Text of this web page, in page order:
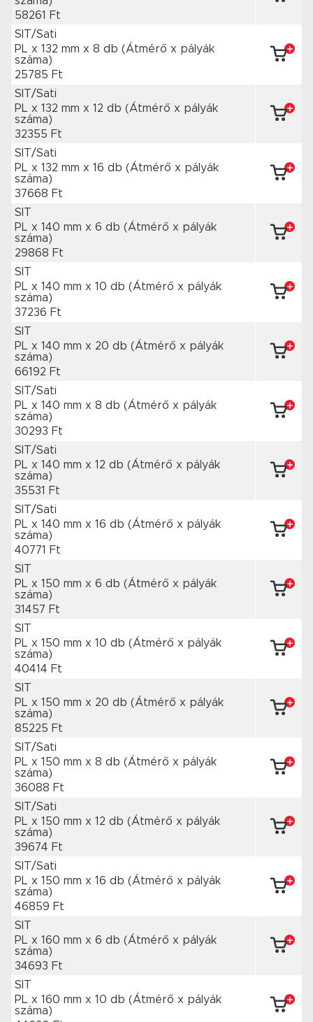
58261 Ft
SIT/Sati
PL x 132 mm x 8 db (Átmérő x pályák
száma)
25785 Ft
SIT/Sati
PL x 132 mm x 12 db (Átmérő x pályák
száma)
32355 Ft
SIT/Sati
PL x 132 mm x 16 db (Átmérő x pályák
száma)
37668 Ft
SIT
PL x 140 mm x 6 db (Átmérő x pályák
száma)
29868 Ft
SIT
PL x 140 mm x 10 db (Átmérő x pályák
száma)
37236 Ft
SIT
PL x 140 mm x 20 db (Átmérő x pályák
száma)
66192 Ft
SIT/Sati
PL x 140 mm x 8 db (Átmérő x pályák
száma)
30293 Ft
SIT/Sati
PL x 140 mm x 12 db (Átmérő x pályák
száma)
35531 Ft
SIT/Sati
PL x 140 mm x 16 db (Átmérő x pályák
száma)
40771 Ft
SIT
PL x 150 mm x 6 db (Átmérő x pályák
száma)
31457 Ft
SIT
PL x 150 mm x 10 db (Átmérő x pályák
száma)
40414 Ft
SIT
PL x 150 mm x 20 db (Átmérő x pályák
száma)
85225 Ft
SIT/Sati
PL x 150 mm x 8 db (Átmérő x pályák
száma)
36088 Ft
SIT/Sati
PL x 150 mm x 12 db (Átmérő x pályák
száma)
39674 Ft
SIT/Sati
PL x 150 mm x 16 db (Átmérő x pályák
száma)
46859 Ft
SIT
PL x 160 mm x 6 db (Átmérő x pályák
száma)
34693 Ft
SIT
PL x 160 mm x 10 db (Átmérő x pályák
száma)